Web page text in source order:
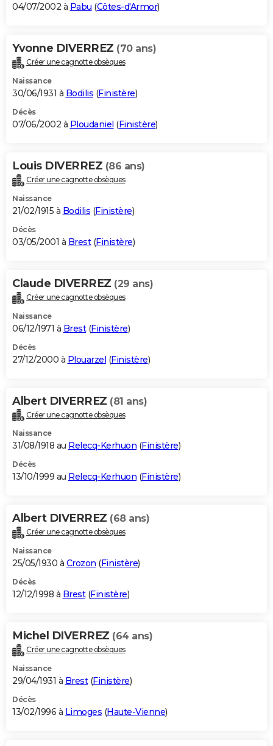
04/07/2002 à Pabu (Côtes-d'Armor)
Yvonne DIVERREZ (70 ans)
Créer une cagnotte obsèques
Naissance
30/06/1931 à Bodilis (Finistère)
Décès
07/06/2002 à Ploudaniel (Finistère)
Louis DIVERREZ (86 ans)
Créer une cagnotte obsèques
Naissance
21/02/1915 à Bodilis (Finistère)
Décès
03/05/2001 à Brest(Finistère)
Claude DIVERREZ (29 ans)
Créer une cagnotte obsèques
Naissance
06/12/1971 à Brest(Finistère)
Décès
27/12/2000 à Plouarzel (Finistère)
Albert DIVERREZ (81 ans)
Créer une cagnotte obsèques
Naissance
31/08/1918 au Relecq-Kerhuon (Finistère)
Décès
13/10/1999 au Relecq-Kerhuon (Finistère)
Albert DIVERREZ (68 ans)
Créer une cagnotte obsèques
Naissance
25/05/1930 à Crozon (Finistère)
Décès
12/12/1998 à Brest(Finistère)
Michel DIVERREZ (64 ans)
Créer une cagnotte obsèques
Naissance
29/04/1931 à Brest(Finistère)
Décès
13/02/1996 à Limoges (Haute-Vienne)